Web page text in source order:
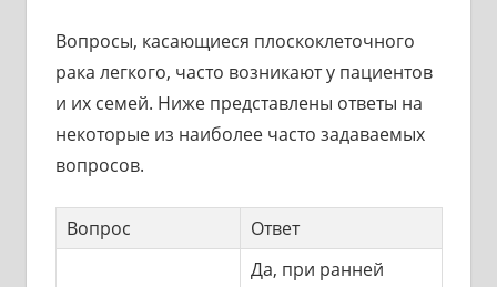
Вопросы, касающиеся плоскоклеточного
рака легкого, часто возникают у пациентов
и их семей. Ниже представлены ответы на
некоторые из наиболее часто задаваемых
вопросов.
Вопрос Ответ
Да, при ранней